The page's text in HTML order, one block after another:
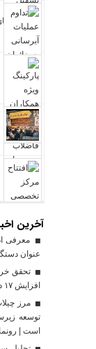
آخرین
معرفی
عنوان
افزایش ۱۷ درصدی نسبت به سال گذشته
توسعه
است |